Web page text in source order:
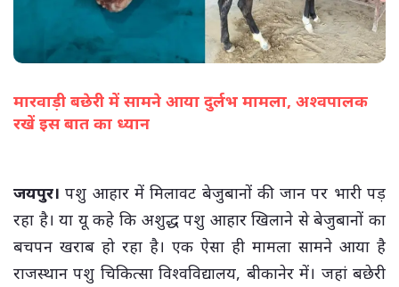
मारवाड़ी बछेरी में सामने आया दुर्लभ मामला, अश्वपालक
रखें इस बात का ध्यान
जयपुर।पशु आहार में मिलावट बेजुबानों की जान पर भारी पड़
रहा है। या यू कहे कि अशुद्ध पशु आहार खिलाने से बेजुबानों का
बचपन खराब हो रहा है। एक ऐसा ही मामला सामने आया है
राजस्थान पशु चिकित्सा विश्वविद्यालय, बीकानेर में। जहां बछेरी